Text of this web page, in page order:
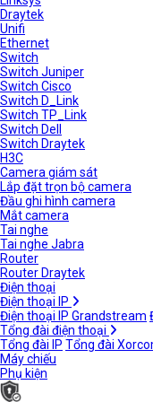
Draytek
Unifi
Ethernet
Switch
Switch Juniper
Switch Cisco
Switch D_Link
Switch TP_Link
Switch Dell
Switch Draytek
H3C
Camera giám sát
Lắp đặt trọn bộ camera
Đầu ghi hình camera
Mắt camera
Tai nghe
Tai nghe Jabra
Router
Router Draytek
Điện thoại
Điện thoại IP
Điện thoại IP Grandstream
Tổng đài điện thoại
Tổng đài IP Tổng đài
Máy chiếu
Phụ kiện